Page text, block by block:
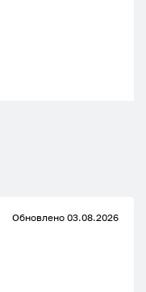
Обновлено 03.08.2026